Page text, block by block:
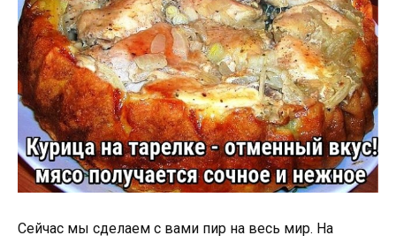
Сейчас мы сделаем с вами пир на весь мир. На